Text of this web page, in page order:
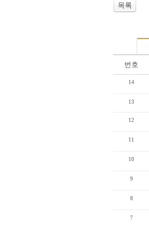
목록
번호
14
13
12
11
10
9
8
7